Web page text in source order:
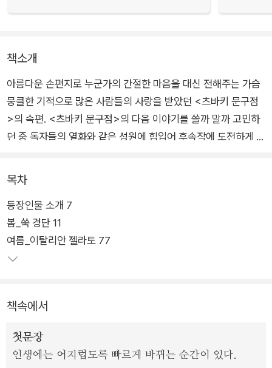
책소개
아름다운 손편지로 누군가의 간절한 마음을 대신 전해주는 가슴
뭉클한 기적으로 많은 사람들의 사랑을 받았던 <츠바키 문구점
>의 속편. <츠바키 문구점>의 다음 이야기를 쓸까 말까 고민하
던 중 독자들의 열화와 같은 성원에 힘입어 후속작에 도전하게 됐
라 사람들의 따뜻한 이야기를 풀어낸다.
겉보기엔 문구를 파는 평범한 가게처럼 보이지만, 에도 시대부터
여성 서사(書士)들이 대필을 가업으로 이어오면서 글씨를 쓰는
일이라면 무엇이든 가리지 않는 츠바키 문구점. 주된 일은 팻말을
내걸지 않았어도 입소문으로 들어오는 편지 대필이다. 할머니(선
기도록 편지를 대필한다.
전작에선 포포를 찾아온 손님들의 사연과 대필 과정, 그리고 오해
목차
등장인물 소개 7
봄_쑥 경단 11
여름_이탈리안 젤라토 77
책속에서
첫문장
인생에는 어지럽도록 빠르게 바뀌는 순간이 있다.